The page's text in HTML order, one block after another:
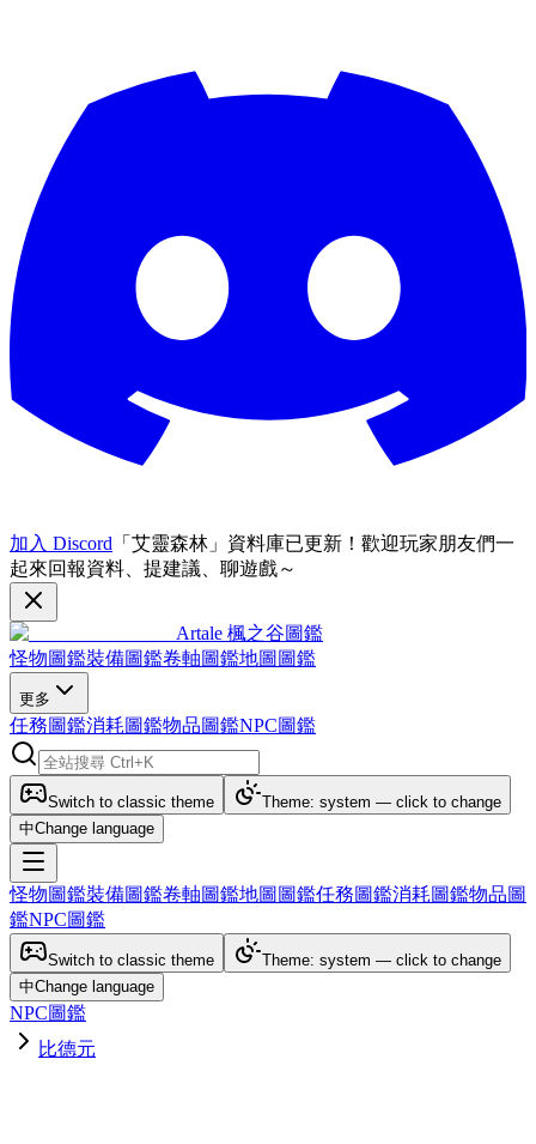
加入 Discord 「艾靈森林」資料庫已更新！歡迎玩家朋友們一
起來回報資料、提建議、聊遊戲～
Artale 楓之谷圖鑑
怪物圖鑑裝備圖鑑卷軸圖鑑地圖圖鑑
更多
任務圖鑑消耗圖鑑物品圖鑑NPC圖鑑
Switch to classic theme
Theme: system — click to change
中Change language
怪物圖鑑裝備圖鑑卷軸圖鑑地圖圖鑑任務圖鑑消耗圖鑑物品圖
鑑NPC圖鑑
Switch to classic theme
Theme: system — click to change
中Change language
NPC圖鑑
比德元